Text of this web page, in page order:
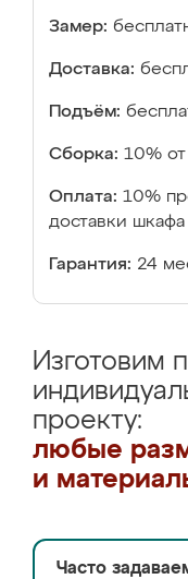
Замер:
Доставка:
Подъём:
Сборка: 10% от
Оплата: 10%
доставки шкафа
Гарантия: 24
Изготовим
проекту:
любые
и
Часто